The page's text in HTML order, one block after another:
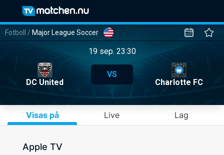
Fotboll / Major League Soccer
19 sep. 23:30
DC United
VS
Charlotte FC
Visas på Live Lag
Apple TV